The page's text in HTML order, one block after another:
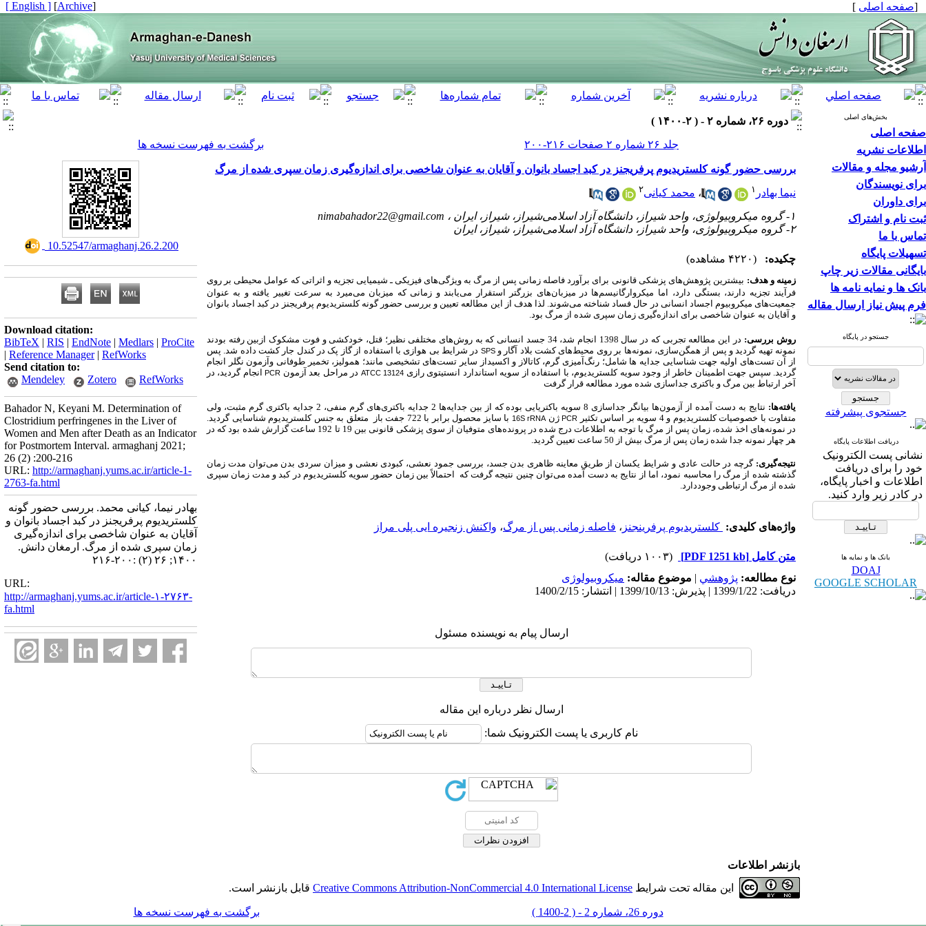
[صفحه اصلی ]
[
Archive
]
[ English ]
بخش‌های اصلی
صفحه اصلی
اطلاعات نشریه
آرشیو مجله و مقالات
برای نویسندگان
برای داوران
ثبت نام و اشتراک
تماس با ما
تسهیلات پایگاه
بایگانی مقالات زیر چاپ
بانک ها و نمایه نامه ها
فرم پیش نیاز ارسال مقاله
جستجو در پایگاه
جستجوی پیشرفته
دریافت اطلاعات پایگاه
نشانی پست الکترونیک
خود را برای دریافت
اطلاعات و اخبار پایگاه،
در کادر زیر وارد کنید.
بانک ها و نمایه ها
DOAJ
GOOGLE SCHOLAR
دوره ۲۶، شماره ۲ - ( ۲-۱۴۰۰ )
جلد ۲۶ شماره ۲ صفحات ۲۱۶-۲۰۰
برگشت به فهرست نسخه ها
بررسی حضور گونه کلستریدیوم پرفریجنز در کبد اجساد بانوان و آقایان به عنوان شاخصی برای اندازه‌گیری زمان سپری شده از مرگ
نیما بهادر ۱ ، محمد کیانی۲
۱- گروه میکروبیولوژی، واحد شیراز، دانشگاه آزاد اسلامی‌شیراز، شیراز، ایران ،
nimabahador22@gmail.com
۲- گروه میکروبیولوژی، واحد شیراز، دانشگاه آزاد اسلامی‌شیراز، شیراز، ایران
چکیده: (۴۲۲۰ مشاهده)
زمینه و هدف: بیشترین پژوهش‌های پزشکی قانونی برای برآورد فاصله زمانی پس از مرگ به ویژگی‌های فیزیکی ـ شیمیایی تجزیه و اثراتی که عوامل محیطی بر روی
فرآیند تجزیه دارند، بستگی دارد، اما میکروارگانیسم‌ها در میزبان‌های بزرگتر استقرار می‌یابند و زمانی که میزبان می‌میرد به سرعت تغییر یافته و به عنوان
جمعیت‌های میکروبیوم اجساد انسانی در حال فساد شناخته می‌شوند. لذا هدف از این مطالعه تعیین و بررسی حضور گونه کلستریدیوم پرفریجنز در کبد اجساد بانوان
و آقایان به عنوان شاخصی برای اندازه‌گیری زمان سپری شده از مرگ بود.
روش بررسی: در این مطالعه تجربی که در سال 1398 انجام شد،
34 جسد انسانی که به روش‌های مختلفی نظیر؛ قتل، خودکشی و فوت مشکوک ازبین رفته بودند
نمونه تهیه گردید و پس از همگن‌سازی، نمونه‌ها بر روی محیط‌های کشت بلاد آگار وSPS در شرایط بی هوازی با استفاده از گاز پک در کندل جار کشت داده شد. پس
از آن تست‌های اولیه جهت شناسایی جدایه ها شامل؛ رنگ‌آمیزی گرم، کاتالاز و اکسیداز سایر تست‌های تشخیصی مانند؛ همولیز، تخمیر طوفانی وآزمون نگلر انجام
گردید. سپس جهت اطمینان خاطر از وجود سویه کلستریدیوم، با استفاده از سویه استاندارد انستیتوی رازی ATCC 13124 در مراحل بعد آزمون PCRانجام گردید، در
آخر ارتباط بین مرگ و باکتری جداسازی شده مورد مطالعه قرار گرفت
یافته‌ها:
نتایج به دست آمده از آزمون‌ها بیانگر جداسازی 8 سویه باکتریایی بوده که از بین جدایه‌ها 2 جدایه باکتری‌های گرم منفی، 2 جدایه باکتری گرم مثبت، ولی
متفاوت با خصوصیات کلستریدیوم و 4 سویه
بر اساس تکثیر PCR ژن16S rRNA با سایز محصول برابر با 722 جفت باز
متعلق به جنس کلستریدیوم شناسایی گردید.
در نمونه‌های اخذ شده، زمان پس از مرگ با توجه به اطلاعات درج شده در پرونده‌های متوفیان از سوی پزشکی قانونی بین 19 تا 192 ساعت گزارش شده بود که در
هر چهار نمونه جدا شده زمان پس از مرگ بیش از 50 ساعت تعیین گردید.
نتیجه‌گیری: گرچه در حالت عادی و شرایط یکسان از طریق معاینه ظاهری بدن جسد، بررسی جمود نعشی، کبودی نعشی و میزان سردی بدن می‌توان مدت زمان
گذشته شده از مرگ را محاسبه نمود، اما از نتایج به دست آمده می‌توان چنین نتیجه گرفت که احتمالاً بین زمان حضور سویه کلستریدیوم در کبد و مدت زمان سپری
شده از مرگ ارتباطی وجوددارد.
واژه‌های کلیدی: کلستریدیوم پرفرینجنز ، فاصله زمانی پس از مرگ، واکنش زنجیره ایی پلی مراز
متن کامل [PDF 1251 kb]
(۱۰۰۳ دریافت)
نوع مطالعه: پژوهشي | موضوع مقاله: میکروبیولوژی
دریافت: 1399/1/22 | پذیرش: 1399/10/13 | انتشار: 1400/2/15
ارسال پیام به نویسنده مسئول
ارسال نظر درباره این مقاله
نام کاربری یا پست الکترونیک شما:
‎ 10.52547/armaghanj.26.2.200
Download citation:
BibTeX | RIS | EndNote | Medlars | ProCite
| Reference Manager| RefWorks
Send citation to:
Mendeley
Zotero RefWorks
Bahador N, Keyani M. Determination of
Clostridium perfringenes in the Liver of
Women and Men after Death as an Indicator
for Postmortem Interval. armaghanj 2021;
26 (2) :200-216
URL: http://armaghanj.yums.ac.ir/article-1-
2763-fa.html
بهادر نیما، کیانی محمد. بررسی حضور گونه
کلستریدیوم پرفریجنز در کبد اجساد بانوان و
آقایان به عنوان شاخصی برای اندازه‌گیری
زمان سپری شده از مرگ. ارمغان دانش.
۱۴۰۰; ۲۶ (۲) :۲۰۰-۲۱۶
URL:
http://armaghanj.yums.ac.ir/article-۱-۲۷۶۳-
fa.html
بازنشر اطلاعات
این مقاله تحت شرایط Creative Commons Attribution-NonCommercial 4.0 International License قابل بازنشر است.
دوره 26، شماره 2 - ( 2-1400 ) برگشت به فهرست نسخه ها